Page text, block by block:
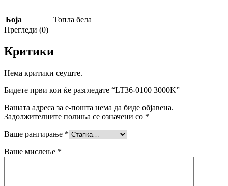
Боја
Топла бела
Прегледи (0)
Критики
Нема критики сеуште.
Бидете први кои ќе разгледате “LT36-0100 3000K”
Вашата адреса за е-пошта нема да биде објавена.
Задолжителните полиња се означени со *
Ваше рангирање *
Ваше мислење *